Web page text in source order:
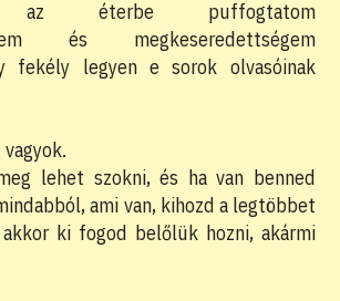
az éterbe puffogtatom
és megkeseredettségem
fekély legyen e sorok olvasóinak
lehet szokni, és ha van benned
ami van, kihozd a legtöbbet
ki fogod belőlük hozni, akármi